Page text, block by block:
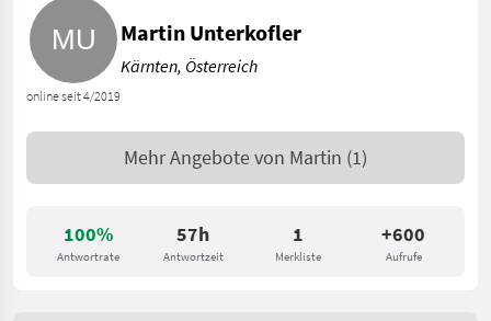
100%
Antwortrate
57h
Antwortzeit
1
Merkliste
+600
Aufrufe
online seit 4/2019
Martin Unterkofler
Kärnten, Österreich
Mehr Angebote von Martin (1)